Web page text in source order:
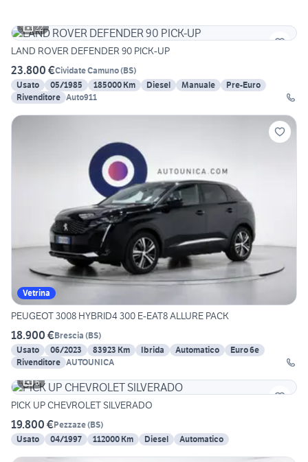
22
LAND ROVER DEFENDER 90 PICK-UP
23.800 €Cividate Camuno(BS)
Usato
05/1985 185000 Km Diesel Manuale
Pre-Euro
Rivenditore Auto911
Vetrina
PEUGEOT 3008 HYBRID4 300 E-EAT8 ALLURE PACK
18.900 €Brescia (BS)
Usato
06/2023 83923 Km Ibrida Automatico
Euro 6e
Rivenditore AUTOUNICA
6
PICK UP CHEVROLET SILVERADO
19.800 €Pezzaze(BS)
Usato
04/1997 112000 Km Diesel Automatico